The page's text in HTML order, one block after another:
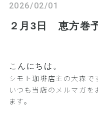
2026/02/01
２月3日 恵方巻
こんにちは。
シモト珈琲店主の大森で
いつも当店のメルマガ
ます。